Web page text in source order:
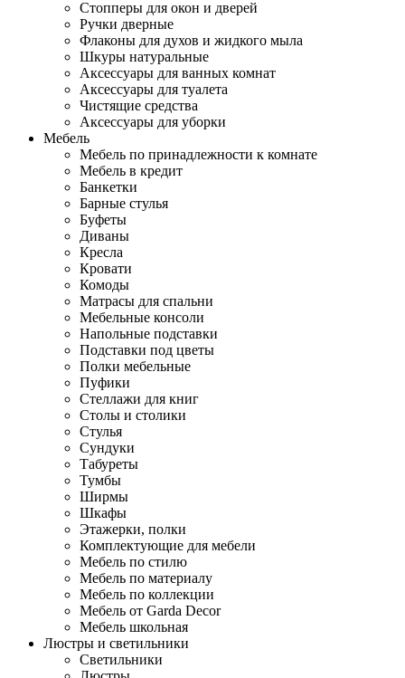
Стопперы для окон и дверей
Ручки дверные
Флаконы для духов и жидкого мыла
Шкуры натуральные
Аксессуары для ванных комнат
Аксессуары для туалета
Чистящие средства
Аксессуары для уборки
Мебель
Мебель по принадлежности к комнате
Мебель в кредит
Банкетки
Барные стулья
Буфеты
Диваны
Кресла
Кровати
Комоды
Матрасы для спальни
Мебельные консоли
Напольные подставки
Подставки под цветы
Полки мебельные
Пуфики
Стеллажи для книг
Столы и столики
Стулья
Сундуки
Табуреты
Тумбы
Ширмы
Шкафы
Этажерки, полки
Комплектующие для мебели
Мебель по стилю
Мебель по материалу
Мебель по коллекции
Мебель от Garda Decor
Мебель школьная
Люстры и светильники
Светильники